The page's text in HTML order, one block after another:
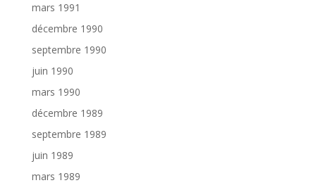
mars 1991
décembre 1990
septembre 1990
juin 1990
mars 1990
décembre 1989
septembre 1989
juin 1989
mars 1989